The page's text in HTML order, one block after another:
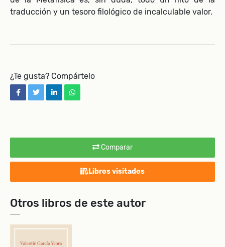
Comparar
Libros visitados
Otros libros de este autor
traducción y un tesoro filológico de incalculable valor.
¿Te gusta? Compártelo
facebooktwitterlinkedinwhatsapp